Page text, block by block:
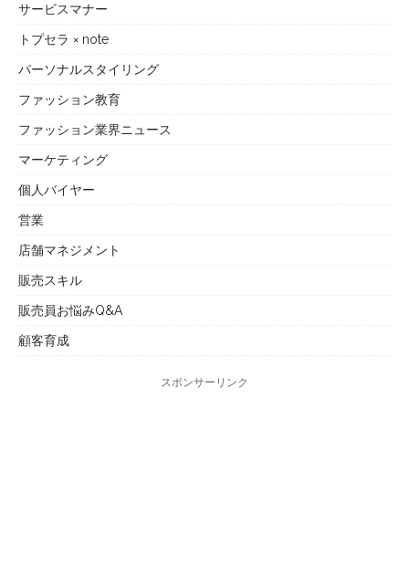
サービスマナー
トプセラ × note
パーソナルスタイリング
ファッション教育
ファッション業界ニュース
マーケティング
個人バイヤー
営業
店舗マネジメント
販売スキル
販売員お悩みQ&A
顧客育成
スポンサーリンク